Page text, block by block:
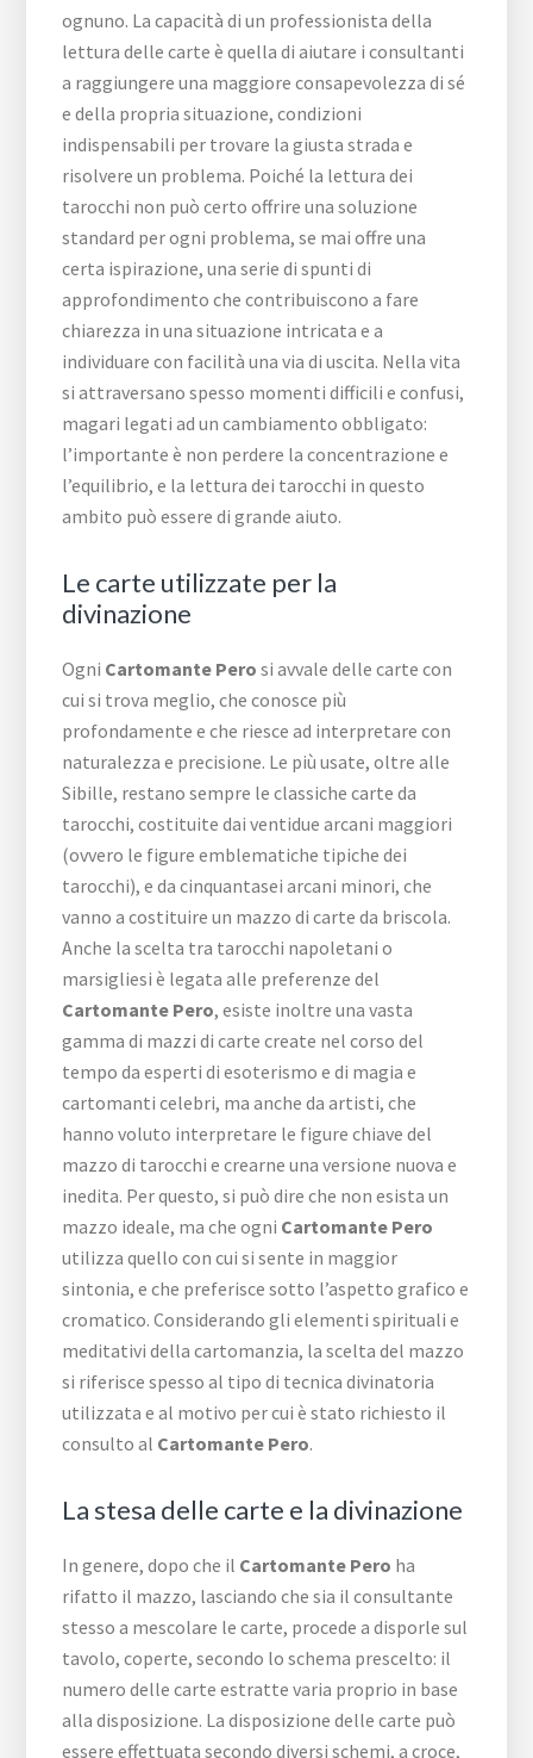
ognuno. La capacità di un professionista della
lettura delle carte è quella di aiutare i consultanti
a raggiungere una maggiore consapevolezza di sé
e della propria situazione, condizioni
indispensabili per trovare la giusta strada e
risolvere un problema. Poiché la lettura dei
tarocchi non può certo offrire una soluzione
standard per ogni problema, se mai offre una
certa ispirazione, una serie di spunti di
approfondimento che contribuiscono a fare
chiarezza in una situazione intricata e a
individuare con facilità una via di uscita. Nella vita
si attraversano spesso momenti difficili e confusi,
magari legati ad un cambiamento obbligato:
l’importante è non perdere la concentrazione e
l’equilibrio, e la lettura dei tarocchi in questo
ambito può essere di grande aiuto.
Le carte utilizzate per la
divinazione
Ogni Cartomante Pero si avvale delle carte con
cui si trova meglio, che conosce più
profondamente e che riesce ad interpretare con
naturalezza e precisione. Le più usate, oltre alle
Sibille, restano sempre le classiche carte da
tarocchi, costituite dai ventidue arcani maggiori
(ovvero le figure emblematiche tipiche dei
tarocchi), e da cinquantasei arcani minori, che
vanno a costituire un mazzo di carte da briscola.
Anche la scelta tra tarocchi napoletani o
marsigliesi è legata alle preferenze del
Cartomante Pero, esiste inoltre una vasta
gamma di mazzi di carte create nel corso del
tempo da esperti di esoterismo e di magia e
cartomanti celebri, ma anche da artisti, che
hanno voluto interpretare le figure chiave del
mazzo di tarocchi e crearne una versione nuova e
inedita. Per questo, si può dire che non esista un
mazzo ideale, ma che ogni Cartomante Pero
utilizza quello con cui si sente in maggior
sintonia, e che preferisce sotto l’aspetto grafico e
cromatico. Considerando gli elementi spirituali e
meditativi della cartomanzia, la scelta del mazzo
si riferisce spesso al tipo di tecnica divinatoria
utilizzata e al motivo per cui è stato richiesto il
consulto al Cartomante Pero.
La stesa delle carte e la divinazione
In genere, dopo che il Cartomante Pero ha
rifatto il mazzo, lasciando che sia il consultante
stesso a mescolare le carte, procede a disporle sul
tavolo, coperte, secondo lo schema prescelto: il
numero delle carte estratte varia proprio in base
alla disposizione. La disposizione delle carte può
essere effettuata secondo diversi schemi, a croce,